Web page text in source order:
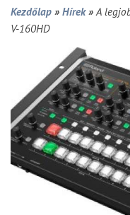
Kezdőlap » Hírek » A
V-160HD